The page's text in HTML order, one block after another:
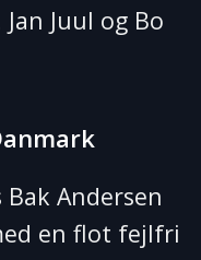
Juul og Bo
Andersen
en flot fejlfri